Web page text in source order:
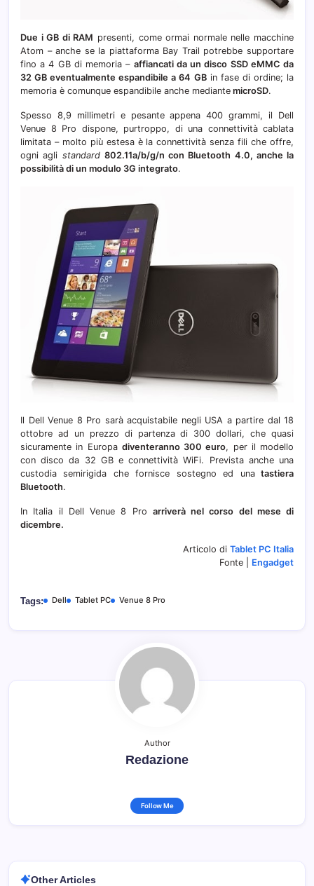
Due i GB di RAM presenti, come ormai normale nelle macchine
Atom – anche se la piattaforma Bay Trail potrebbe supportare
fino a 4 GB di memoria – affiancati da un disco SSD eMMC da
32 GB eventualmente espandibile a 64 GBin fase di ordine; la
memoria è comunque espandibile anche mediante microSD.
Spesso 8,9 millimetri e pesante appena 400 grammi, il Dell
Venue 8 Pro dispone, purtroppo, di una connettività cablata
limitata – molto più estesa è la connettività senza fili che offre,
ogni agli standard 802.11a/b/g/n con Bluetooth 4.0, anche la
possibilità di un modulo 3G integrato.
Il Dell Venue 8 Pro sarà acquistabile negli USA a partire dal 18
ottobre ad un prezzo di partenza di 300 dollari, che quasi
sicuramente in Europa diventeranno 300 euro, per il modello
con disco da 32 GB e connettività WiFi. Prevista anche una
custodia semirigida che fornisce sostegno ed unatastiera
Bluetooth.
In Italia il Dell Venue 8 Pro arriverà nel corso del mese di
dicembre.
Articolo di Tablet PC Italia
Fonte | Engadget
Tags: Dell Tablet PC Venue 8 Pro
Author
Redazione
Follow Me
Other Articles